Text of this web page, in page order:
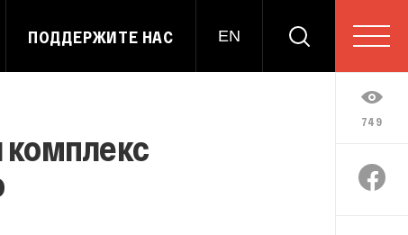
ПОДДЕРЖИТЕ НАС EN
749
комплекс